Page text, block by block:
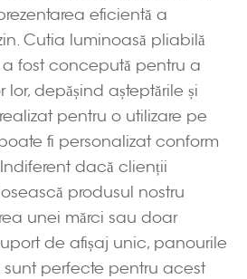
eficientă a
Cutia luminoasă pliabilă
a fost concepută pentru a
depășind așteptările și
pentru o utilizare pe
fi personalizat conform
dacă clienții
produsul nostru
unei mărci sau doar
de afișaj unic, panourile
perfecte pentru acest